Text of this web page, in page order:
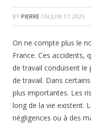
BY PIERRE ON JUIN 17, 2025
On ne compte plus le
France. Ces accidents,
de travail conduisent le
de travail. Dans
plus importantes. Les
long de la vie existent.
négligences ou à des